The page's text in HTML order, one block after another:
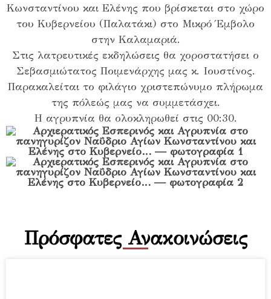
Κωνσταντίνου και Ελένης που βρίσκεται στο χώρο
του Κυβερνείου (Παλατάκι) στο Μικρό Έμβολο
στην Καλαμαριά.
Στις λατρευτικές εκδηλώσεις θα χοροστατήσει ο
Σεβασμιώτατος Ποιμενάρχης μας κ. Ιουστίνος.
Παρακαλείται το φιλάγιο χριστεπώνυμο πλήρωμα
της πόλεώς μας να συμμετάσχει.
Η αγρυπνία θα ολοκληρωθεί στις 00:30.
Πρόσφατες Ανακοινώσεις